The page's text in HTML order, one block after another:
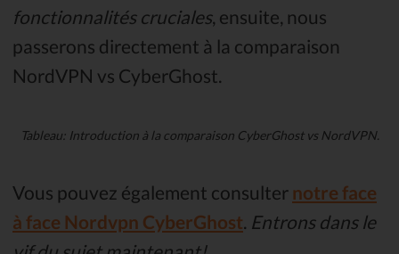
fonctionnalités cruciales, ensuite, nous
passerons directement à la comparaison
NordVPN vs CyberGhost.
Tableau: Introduction à la comparaison CyberGhost vs NordVPN.
Vous pouvez également consulter notre face
à face Nordvpn CyberGhost. Entrons dans le